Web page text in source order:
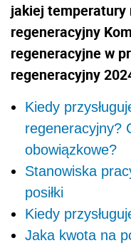
jakiej temperatury
regeneracyjny
regeneracyjne w
regeneracyjny
Kiedy
regeneracyjny?
obowiązkowe?
Stanowiska
posiłki
Kiedy
Jaka kwota na